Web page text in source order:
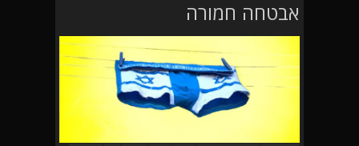
אבטחה חמורה